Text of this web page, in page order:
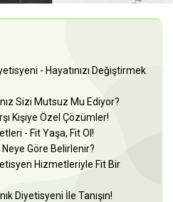
- Hayatınızı Değiştirmek
Sizi Mutsuz Mu Ediyor?
Kişiye Özel Çözümler!
- Fit Yaşa, Fit Ol!
Neye Göre Belirlenir?
Hizmetleriyle Fit Bir
Diyetisyeni İle Tanışın!